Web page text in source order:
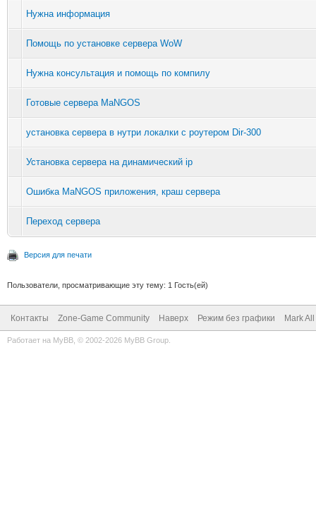
Нужна информация
Помощь по установке сервера WoW
Нужна консультация и помощь по компилу
Готовые сервера MaNGOS
установка сервера в нутри локалки с роутером Dir-300
Установка сервера на динамический ip
Ошибка MaNGOS приложения, краш сервера
Переход сервера
Версия для печати
Пользователи, просматривающие эту тему: 1 Гость(ей)
Контакты Zone-Game Community Наверх Режим без графики Mark
Работает на MyBB , © 2002-2026 MyBB Group